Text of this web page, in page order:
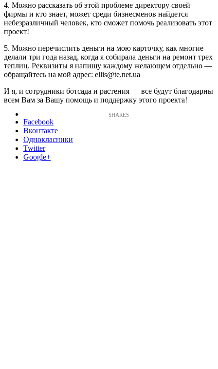
4. Можно рассказать об этой проблеме директору своей
фирмы и кто знает, может среди бизнесменов найдется
небезразличный человек, кто сможет помочь реализовать этот
проект!
5. Можно перечислить деньги на мою карточку, как многие
делали три года назад, когда я собирала деньги на ремонт трех
теплиц. Реквизиты я напишу каждому желающем отдельно —
обращайтесь на мой адрес: ellis@te.net.ua
И я, и сотрудники ботсада и растения — все будут благодарны
всем Вам за Вашу помощь и поддержку этого проекта!
Facebook
Вконтакте
Однокласники
Twitter
Google+